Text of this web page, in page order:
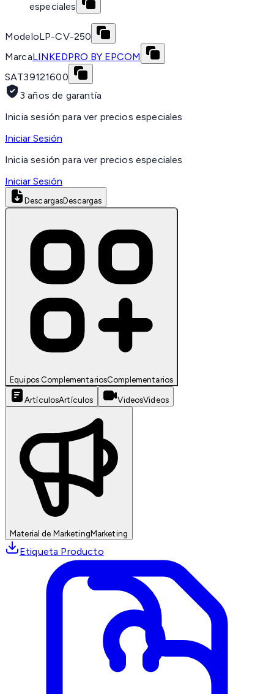
especiales
ModeloLP-CV-250
MarcaLINKEDPRO BY EPCOM
SAT39121600
3 años de garantía
Inicia sesión para ver precios especiales
Iniciar Sesión
Inicia sesión para ver precios especiales
Iniciar Sesión
DescargasDescargas
Equipos ComplementariosComplementarios
ArtículosArtículos VideosVideos
Material de MarketingMarketing
Etiqueta Producto